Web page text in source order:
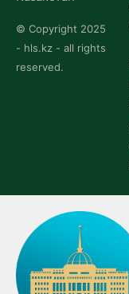
© Copyright 2025
- hls.kz - all rights
reserved.